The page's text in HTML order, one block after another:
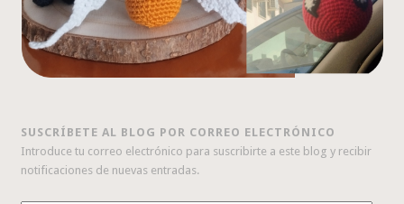
SUSCRÍBETE AL BLOG POR CORREO ELECTRÓNICO
Introduce tu correo electrónico para suscribirte a este blog y recibir
notificaciones de nuevas entradas.